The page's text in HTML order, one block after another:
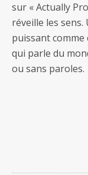
sur « Actually
réveille les
puissant comme
qui parle du
ou sans paroles.